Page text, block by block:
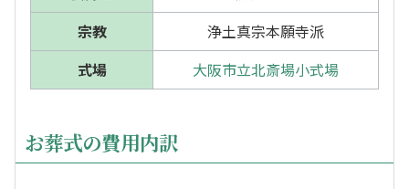
宗教
浄土真宗本願寺派
式場
大阪市立北斎場小式場
お葬式の費用内訳